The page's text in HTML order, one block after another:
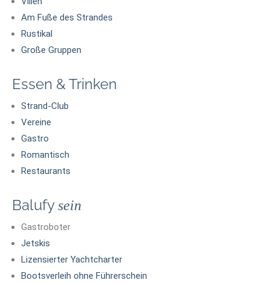
Am Fuße des Strandes
Rustikal
Große Gruppen
Essen & Trinken
Strand-Club
Vereine
Gastro
Romantisch
Restaurants
Balufysein
Gastroboter
Jetskis
Lizensierter Yachtcharter
Bootsverleih ohne Führerschein